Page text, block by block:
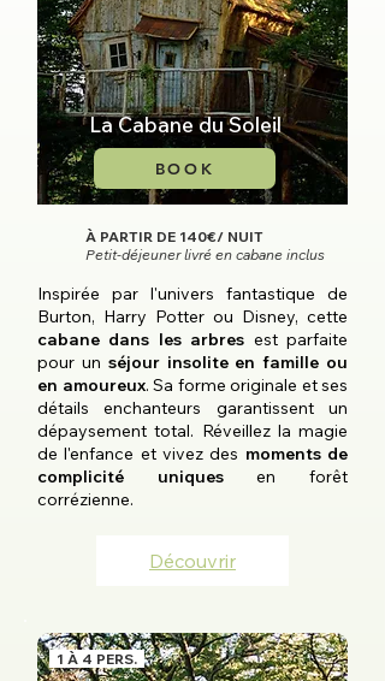
La Cabane du Soleil
BOOK
À PARTIR DE 140€/ NUIT
Petit-déjeuner livré en cabane inclus
Inspirée par l'univers fantastique de
Burton, Harry Potter ou Disney, cette
cabane dans les arbres est parfaite
pour un séjour insolite en famille ou
en amoureux. Sa forme originale et ses
détails enchanteurs garantissent un
dépaysement total. Réveillez la magie
de l'enfance et vivez des moments de
complicité uniquesen forêt
corrézienne.
Découvrir
1 À 4 PERS.